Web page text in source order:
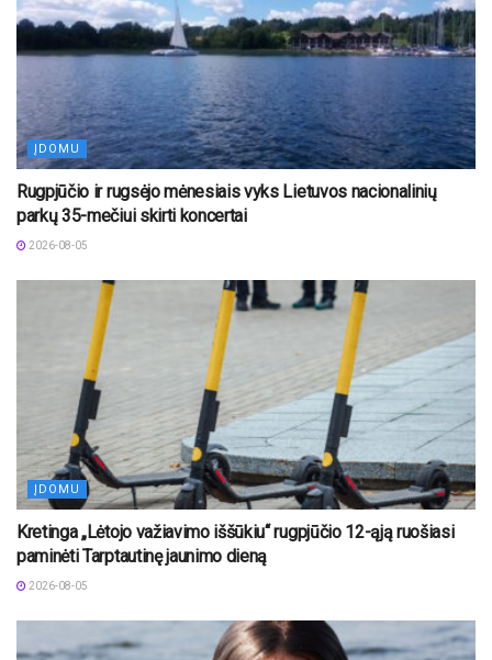
ĮDOMU
Rugpjūčio ir rugsėjo mėnesiais vyks Lietuvos nacionalinių
parkų 35-mečiui skirti koncertai
2026-08-05
ĮDOMU
Kretinga „Lėtojo važiavimo iššūkiu“ rugpjūčio 12-ąją ruošiasi
paminėti Tarptautinę jaunimo dieną
2026-08-05